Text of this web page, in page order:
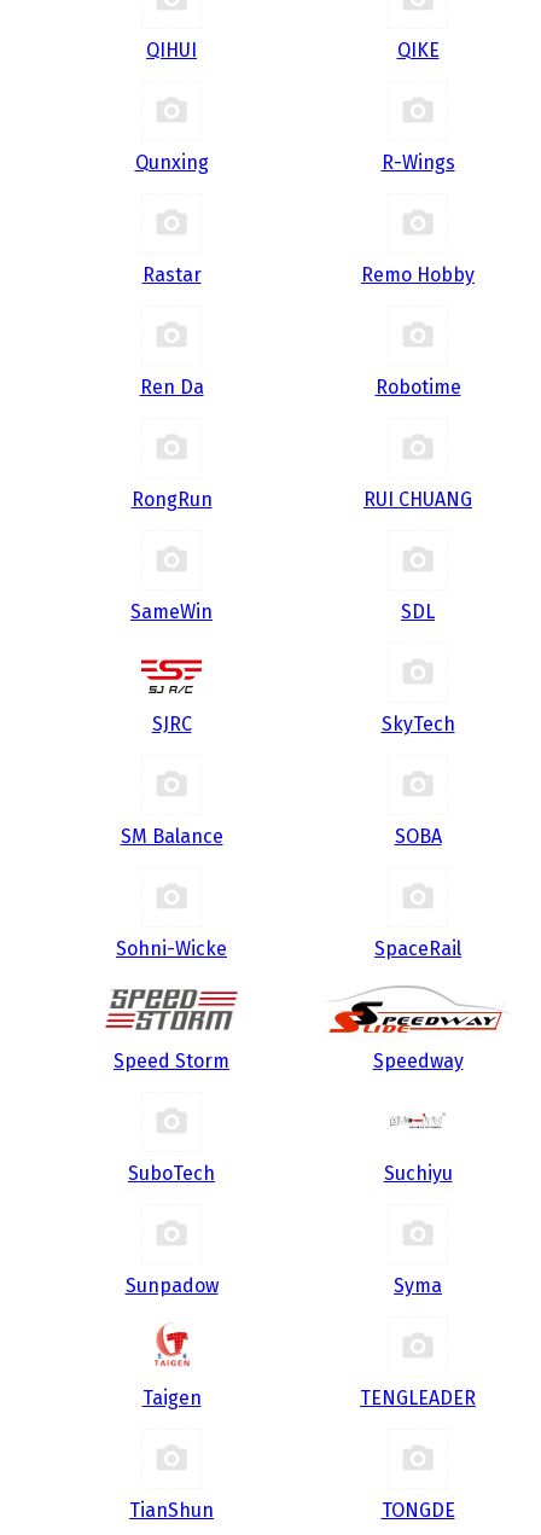
QIHUI QIKE
Qunxing R-Wings
Rastar Remo Hobby
Ren Da Robotime
RongRun RUI CHUANG
SameWin SDL
SJRC SkyTech
SM Balance SOBA
Sohni-Wicke SpaceRail
Speed Storm Speedway
SuboTech Suchiyu
Sunpadow Syma
Taigen TENGLEADER
TianShun TONGDE